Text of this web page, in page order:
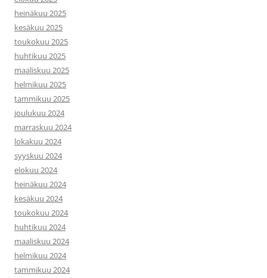
heinäkuu 2025
kesäkuu 2025
toukokuu 2025
huhtikuu 2025
maaliskuu 2025
helmikuu 2025
tammikuu 2025
joulukuu 2024
marraskuu 2024
lokakuu 2024
syyskuu 2024
elokuu 2024
heinäkuu 2024
kesäkuu 2024
toukokuu 2024
huhtikuu 2024
maaliskuu 2024
helmikuu 2024
tammikuu 2024